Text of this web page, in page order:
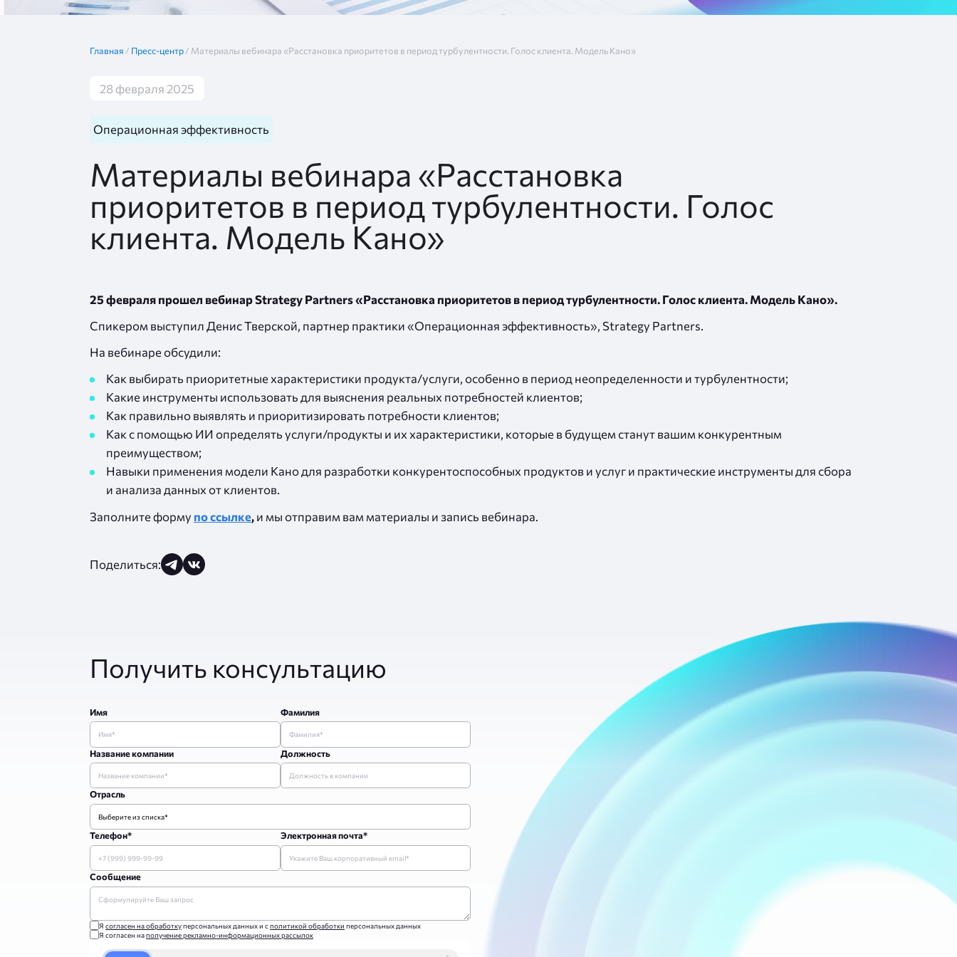
Главная / Пресс-центр/ Материалы вебинара «Расстановка приоритетов в период турбулентности. Голос клиента. Модель Кано»
28 февраля 2025
Операционная эффективность
Материалы вебинара «Расстановка
приоритетов в период турбулентности. Голос
клиента. Модель Кано»
25 февраля прошел вебинар Strategy Partners «Расстановка приоритетов в период турбулентности. Голос клиента. Модель Кано».
Спикером выступил Денис Тверской, партнер практики «Операционная эффективность», Strategy Partners.
На вебинаре обсудили:
Как выбирать приоритетные характеристики продукта/услуги, особенно в период неопределенности и турбулентности;
Какие инструменты использовать для выяснения реальных потребностей клиентов;
Как правильно выявлять и приоритизировать потребности клиентов;
Как с помощью ИИ определять услуги/продукты и их характеристики, которые в будущем станут вашим конкурентным
преимуществом;
Навыки применения модели Кано для разработки конкурентоспособных продуктов и услуг и практические инструменты для сбора
и анализа данных от клиентов.
Заполните форму по ссылке, и мы отправим вам материалы и запись вебинара.
Поделиться:
Получить консультацию
Имя Фамилия
Название компании Должность
Отрасль
Телефон* Электронная почта*
Сообщение
Я согласен на обработкуперсональных данных и сполитикой обработки персональных данных
Я согласен наполучение рекламно-информационных рассылок